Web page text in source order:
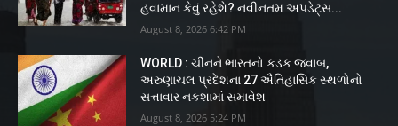
હવામાન કેવું રહેશે? નવીનતમ અપડેટ્સ...
August 8, 2026 6:42 PM
WORLD : ચીનને ભારતનો કડક જવાબ,
અરુણાચલ પ્રદેશના 27 ઐતિહાસિક સ્થળોનો
સત્તાવાર નકશામાં સમાવેશ
August 8, 2026 5:24 PM